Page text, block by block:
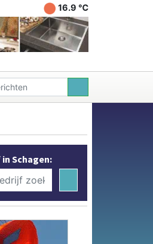
16.9 ℃
Schagen: